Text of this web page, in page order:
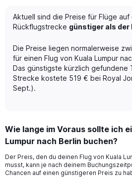
The
chart
has
Y
axis
displaying
values.
Range:
Aktuell sind die Preise für Flüge auf
Rückflugstrecke günstiger als
Die Preise liegen normalerweise
für einen Flug von Kuala Lumpur
Das günstigste kürzlich gefundene
Strecke kostete 519 € bei Royal
Sept.).
Wie lange im Voraus sollte ich
Lumpur nach Berlin buchen?
Der Preis, den du deinen Flug von Kuala
musst, kann je nach deinem
Chancen auf einen günstigeren Preis zu